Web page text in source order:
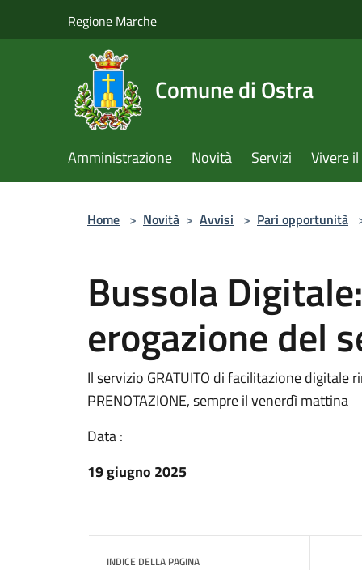
Regione Marche
Comune di Ostra
Amministrazione Novità Servizi Vivere
Home > Novità > Avvisi > Pari opportunità
Bussola
erogazione del
Il servizio GRATUITO di facilitazione digitale
PRENOTAZIONE, sempre il venerdì mattina
Data :
19 giugno 2025
INDICE DELLA PAGINA